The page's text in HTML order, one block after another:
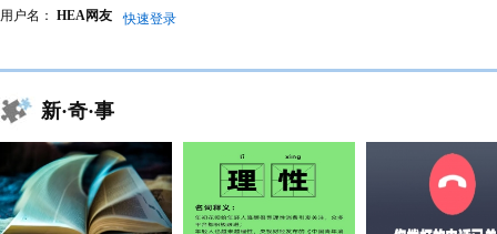
用户名： HEA网友 快速登录
新·奇·事